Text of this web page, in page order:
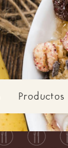
Productos